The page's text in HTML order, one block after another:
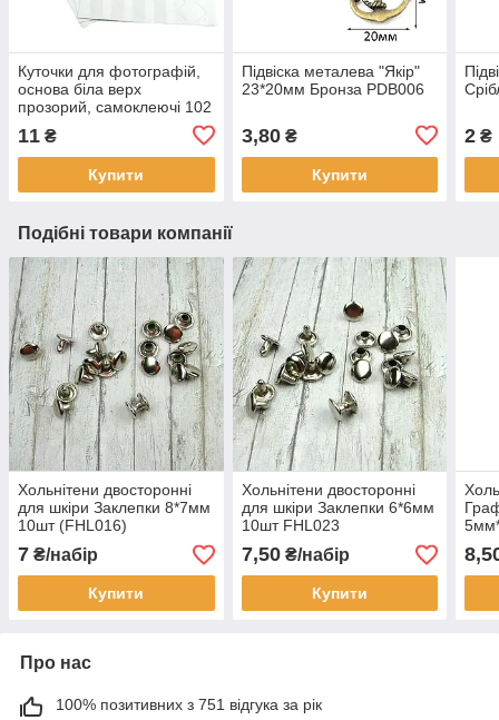
Куточки для фотографій,
основа біла верх
прозорий, самоклеючі 102
11 ₴
Купити
Підвіска металева "Якір"
23*20мм Бронза PDB006
3,80₴
Купити
2 ₴
Подібні товари компанії
Хольнітени двосторонні
для шкіри Заклепки 8*7мм
10шт (FHL016)
7 ₴/набір
Купити
Хольнітени двосторонні
для шкіри Заклепки 6*6мм
10шт FHL023
7,50₴/набір
Купити
Про нас
100% позитивних з 751 відгука за рік